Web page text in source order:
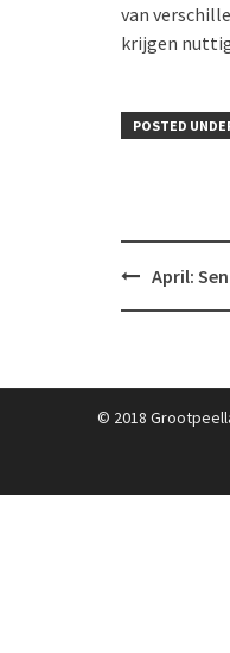
van
krijgen
POSTED
PostApril:
© 2018